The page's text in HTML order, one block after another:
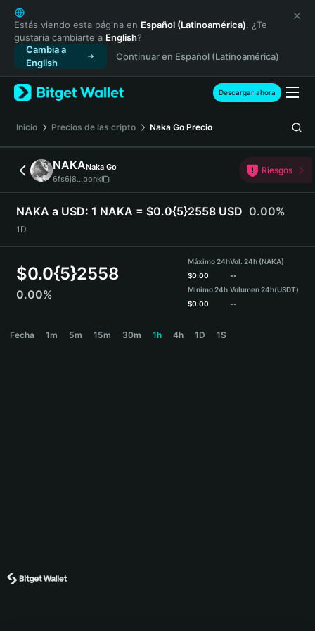
English
日本語
Tiếng Việt
Русский
Español (Latinoamérica)
Türkçe
Français
Deutsch
简体中文
繁體中文
Português (Portugal)
Bahasa Indonesia
ภาษาไทย
हिन्दी
Español
Português (Brasil)
Estás viendo esta página en Español (Latinoamérica). ¿Te
gustaría cambiarte a English?
Cambia a
English
Continuar en Español (Latinoamérica)
Descargar ahora
Inicio Precios de las cripto Naka Go Precio
NAKANaka Go
6fs6j8...bonk
Riesgos
NAKA a USD: 1 NAKA = $0.0{5}2558 USD 0.00%
1D
$0.0{5}2558
0.00%
Máximo 24h
$0.00
Mínimo 24h
$0.00
Vol. 24h (NAKA)
--
Volumen 24h(USDT)
--
Fecha 1m 5m 15m 30m 1h 4h 1D 1S